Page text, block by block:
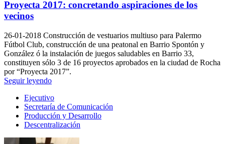
Proyecta 2017: concretando aspiraciones de los
vecinos
26-01-2018 Construcción de vestuarios multiuso para Palermo
Fútbol Club, construcción de una peatonal en Barrio Spontón y
González ó la instalación de juegos saludables en Barrio 33,
constituyen sólo 3 de 16 proyectos aprobados en la ciudad de Rocha
por “Proyecta 2017”.
Seguir leyendo
Ejecutivo
Secretaría de Comunicación
Producción y Desarrollo
Descentralización